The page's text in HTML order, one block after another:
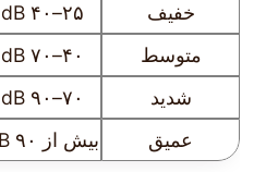
خفیف
۲۵–۴۰ dB
متوسط
۴۰–۷۰ dB
شدید
۷۰–۹۰ dB
عمیق
بیش از ۹۰ dB